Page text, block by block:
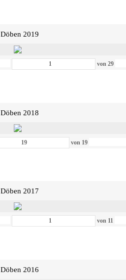
Döben 2019
von29
Döben 2018
von 19
Döben 2017
von 11
Döben 2016